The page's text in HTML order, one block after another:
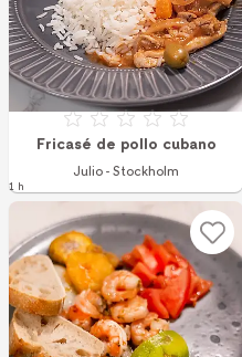
Betyg: 0 av 5
Fricasé de pollo cubano
Julio - Stockholm
1 h